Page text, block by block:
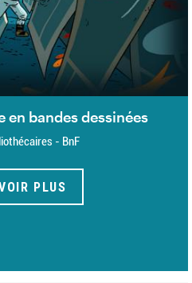
en bandes dessinées
- BnF
PLUS